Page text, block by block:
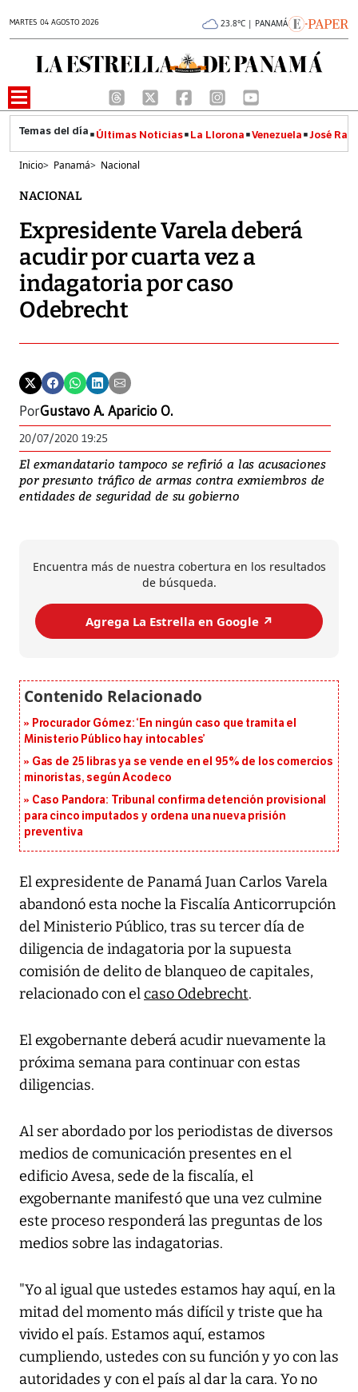
MARTES 04 AGOSTO 2026 23.8°C | PANAMÁ
Últimas Noticias La Llorona Venezuela José
Inicio> Panamá> Nacional
NACIONAL
Expresidente Varela deberá
acudir por cuarta vez a
indagatoria por caso
Odebrecht
PorGustavo A. Aparicio O.
20/07/2020 19:25
El exmandatario tampoco se refirió a las acusaciones
por presunto tráfico de armas contra exmiembros de
entidades de seguridad de su gobierno
Encuentra más de nuestra cobertura en los resultados
de búsqueda.
Agrega La Estrella en Google ↗️
Procurador Gómez: ‘En ningún caso que tramita el
Ministerio Público hay intocables’
Gas de 25 libras ya se vende en el 95% de los comercios
minoristas, según Acodeco
Caso Pandora: Tribunal confirma detención provisional
para cinco imputados y ordena una nueva prisión
preventiva
El expresidente de Panamá Juan Carlos Varela
abandonó esta noche la Fiscalía Anticorrupción
del Ministerio Público, tras su tercer día de
diligencia de indagatoria por la supuesta
comisión de delito de blanqueo de capitales,
relacionado con elcaso Odebrecht.
El exgobernante deberá acudir nuevamente la
próxima semana para continuar con estas
diligencias.
Al ser abordado por los periodistas de diversos
medios de comunicación presentes en el
edificio Avesa, sede de la fiscalía, el
exgobernante manifestó que una vez culmine
este proceso responderá las preguntas de los
medios sobre las indagatorias.
"Yo al igual que ustedes estamos hay aquí, en la
mitad del momento más difícil y triste que ha
vivido el país. Estamos aquí, estamos
cumpliendo, ustedes con su función y yo con las
autoridades y con el país al dar la cara. Yo no